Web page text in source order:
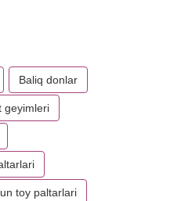
Baliq donlar
geyimleri
toy paltarlari